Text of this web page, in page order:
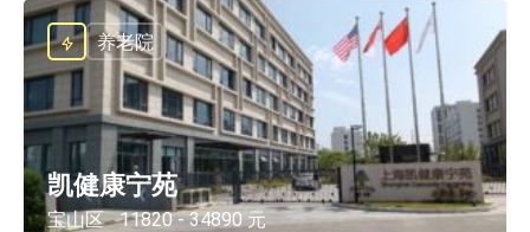
凯健康宁苑
宝山区 11820 - 34890 元
养老院